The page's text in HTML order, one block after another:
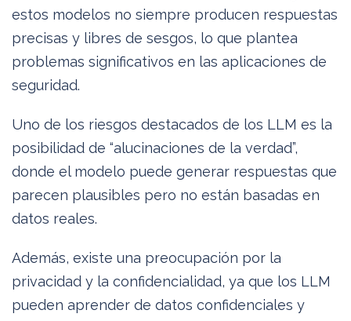
estos modelos no siempre producen respuestas
precisas y libres de sesgos, lo que plantea
problemas significativos en las aplicaciones de
seguridad.
Uno de los riesgos destacados de los LLM es la
posibilidad de “alucinaciones de la verdad”,
donde el modelo puede generar respuestas que
parecen plausibles pero no están basadas en
datos reales.
Además, existe una preocupación por la
privacidad y la confidencialidad, ya que los LLM
pueden aprender de datos confidenciales y